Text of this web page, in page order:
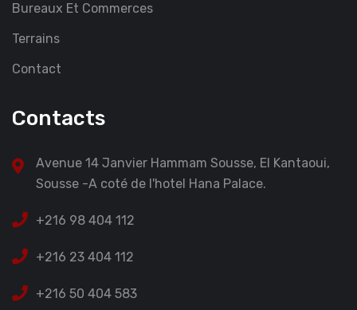
Bureaux Et Commerces
Terrains
Contact
Contacts
Avenue 14 Janvier Hammam Sousse, El Kantaoui,
Sousse -A coté de l'hotel Hana Palace.
+216 98 404 112
+216 23 404 112
+216 50 404 583